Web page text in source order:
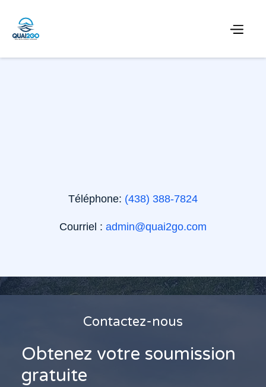
Téléphone: (438) 388-7824
Courriel : admin@quai2go.com
Contactez-nous
Obtenez votre soumission
gratuite